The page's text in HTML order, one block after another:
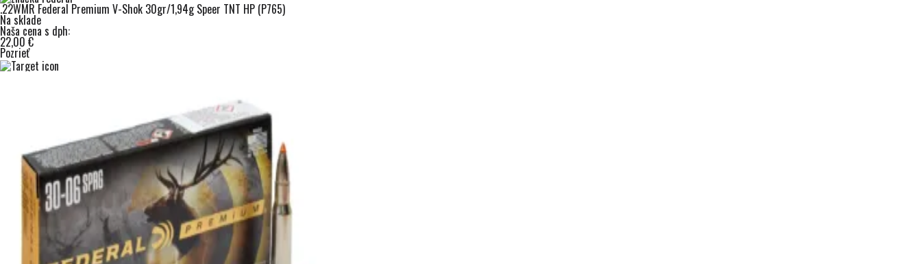
.22WMR Federal Premium V-Shok 30gr/1,94g Speer TNT HP (P765)
Na sklade
Naša cena s dph:
22,00 €
Pozrieť